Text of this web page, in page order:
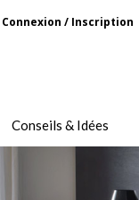
Connexion / Inscription
Conseils & Idées